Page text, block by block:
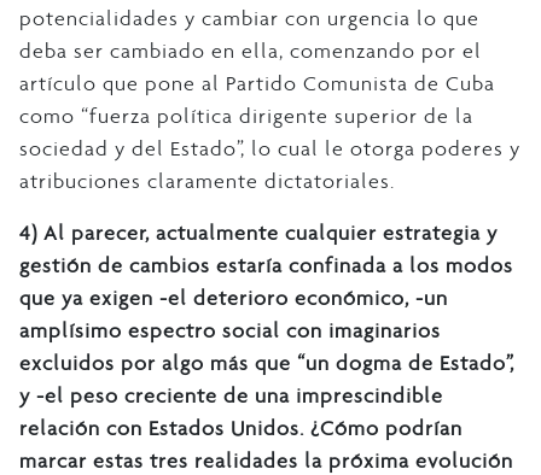
potencialidades y cambiar con urgencia lo que
deba ser cambiado en ella, comenzando por el
artículo que pone al Partido Comunista de Cuba
como “fuerza política dirigente superior de la
sociedad y del Estado”, lo cual le otorga poderes y
atribuciones claramente dictatoriales.
4) Al parecer, actualmente cualquier estrategia y
gestión de cambios estaría confinada a los modos
que ya exigen -el deterioro económico, -un
amplísimo espectro social con imaginarios
excluidos por algo más que “un dogma de Estado”,
y -el peso creciente de una imprescindible
relación con Estados Unidos. ¿Cómo podrían
marcar estas tres realidades la próxima evolución